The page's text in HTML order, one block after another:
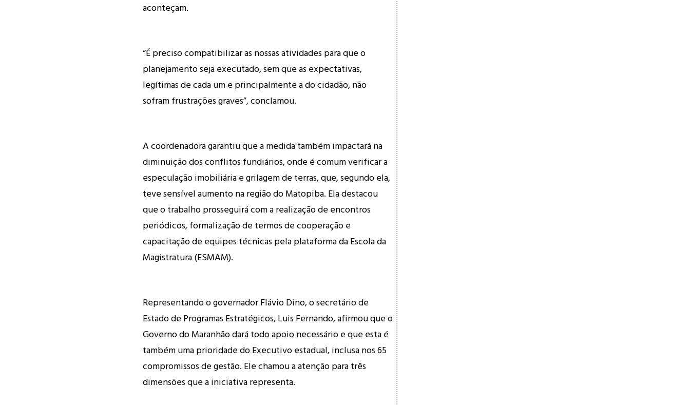
aconteçam.
“É preciso compatibilizar as nossas atividades para que o
planejamento seja executado, sem que as expectativas,
legítimas de cada um e principalmente a do cidadão, não
sofram frustrações graves”, conclamou.
A coordenadora garantiu que a medida também impactará na
diminuição dos conflitos fundiários, onde é comum verificar a
especulação imobiliária e grilagem de terras, que, segundo ela,
teve sensível aumento na região do Matopiba. Ela destacou
que o trabalho prosseguirá com a realização de encontros
periódicos, formalização de termos de cooperação e
capacitação de equipes técnicas pela plataforma da Escola da
Magistratura (ESMAM).
Representando o governador Flávio Dino, o secretário de
Estado de Programas Estratégicos, Luis Fernando, afirmou que o
Governo do Maranhão dará todo apoio necessário e que esta é
também uma prioridade do Executivo estadual, inclusa nos 65
compromissos de gestão. Ele chamou a atenção para três
dimensões que a iniciativa representa.